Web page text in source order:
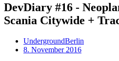
DevDiary #16 -
Scania Citywide +
UndergroundBerlin
8. November 2016